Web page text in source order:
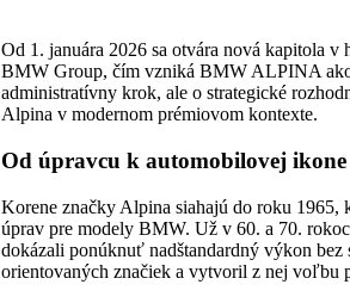
Od 1. januára 2026 sa otvára nová kapitola
BMW Group, čím vzniká BMW ALPINA
administratívny krok, ale o strategické
Alpina v modernom prémiovom kontexte.
Od úpravcu k automobilovej ikone
Korene značky Alpina siahajú do roku
úprav pre modely BMW. Už v 60. a 70.
dokázali ponúknuť nadštandardný výkon
orientovaných značiek a vytvoril z nej voľbu